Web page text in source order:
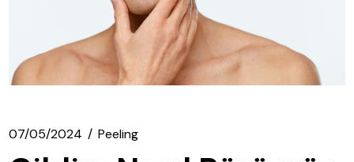
07/05/2024 Peeling